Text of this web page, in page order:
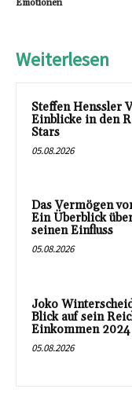
Emotionen
Weiterlesen
Steffen Henssler
Einblicke in den
Stars
05.08.2026
Das Vermögen
Ein Überblick
seinen Einfluss
05.08.2026
Joko
Blick auf sein
Einkommen 2024
05.08.2026